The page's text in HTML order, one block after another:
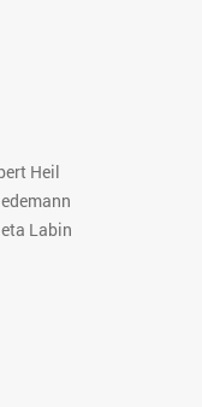
Heil
Labin